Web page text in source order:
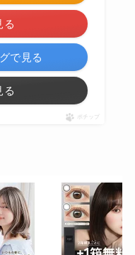
る
で見る
る
ポチップ